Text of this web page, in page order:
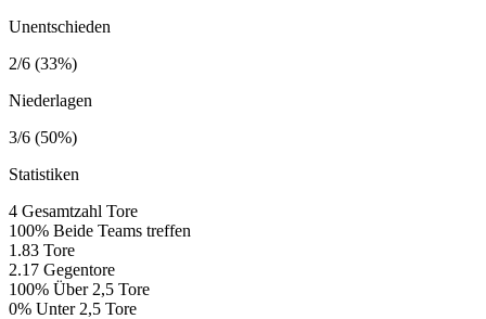
Unentschieden
2/6 (33%)
Niederlagen
3/6 (50%)
Statistiken
4 Gesamtzahl Tore
100% Beide Teams treffen
1.83 Tore
2.17 Gegentore
100% Über 2,5 Tore
0% Unter 2,5 Tore